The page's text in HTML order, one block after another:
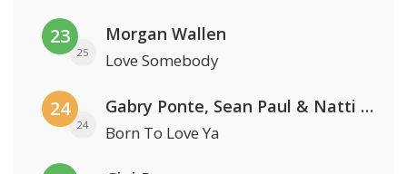
23
25
Morgan Wallen
Love Somebody
24
24
Gabry Ponte, Sean Paul & Natti Natasha
Born To Love Ya